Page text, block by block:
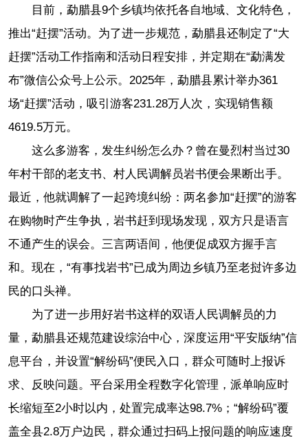
目前，勐腊县9个乡镇均依托各自地域、文化特色，
推出“赶摆”活动。为了进一步规范，勐腊县还制定了“大
赶摆”活动工作指南和活动日程安排，并定期在“勐满发
布”微信公众号上公示。2025年，勐腊县累计举办361
场“赶摆”活动，吸引游客231.28万人次，实现销售额
4619.5万元。
这么多游客，发生纠纷怎么办？曾在曼烈村当过30
年村干部的老支书、村人民调解员岩书便会果断出手。
最近，他就调解了一起跨境纠纷：两名参加“赶摆”的游客
在购物时产生争执，岩书赶到现场发现，双方只是语言
不通产生的误会。三言两语间，他便促成双方握手言
和。现在，“有事找岩书”已成为周边乡镇乃至老挝许多边
民的口头禅。
为了进一步用好岩书这样的双语人民调解员的力
量，勐腊县还规范建设综治中心，深度运用“平安版纳”信
息平台，并设置“解纷码”便民入口，群众可随时上报诉
求、反映问题。平台采用全程数字化管理，派单响应时
长缩短至2小时以内，处置完成率达98.7%；“解纷码”覆
盖全县2.8万户边民，群众通过扫码上报问题的响应速度